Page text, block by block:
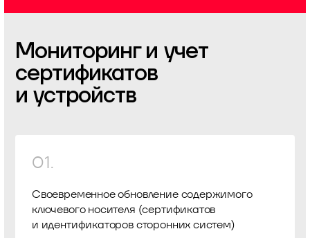
Мониторинг и учет
сертификатов
и устройств
01.
Своевременное обновление содержимого
ключевого носителя (сертификатов
и идентификаторов сторонних систем)